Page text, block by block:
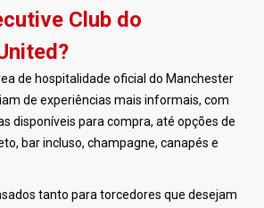
Club do
de hospitalidade oficial do Manchester
de experiências mais informais, com
disponíveis para compra, até opções de
bar incluso, champagne, canapés e
tanto para torcedores que desejam